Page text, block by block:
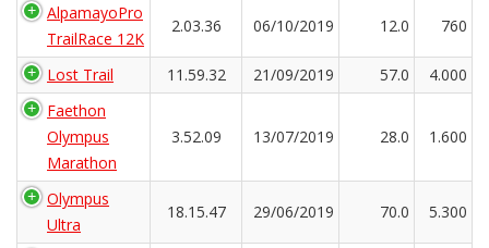
AlpamayoPro
TrailRace 12K
2.03.36 06/10/2019 12.0 760
Lost Trail 11.59.32 21/09/2019 57.0
4.000
Faethon
Olympus
Marathon
3.52.09 13/07/2019 28.0 1.600
Olympus
Ultra
18.15.47 29/06/2019 70.0 5.300